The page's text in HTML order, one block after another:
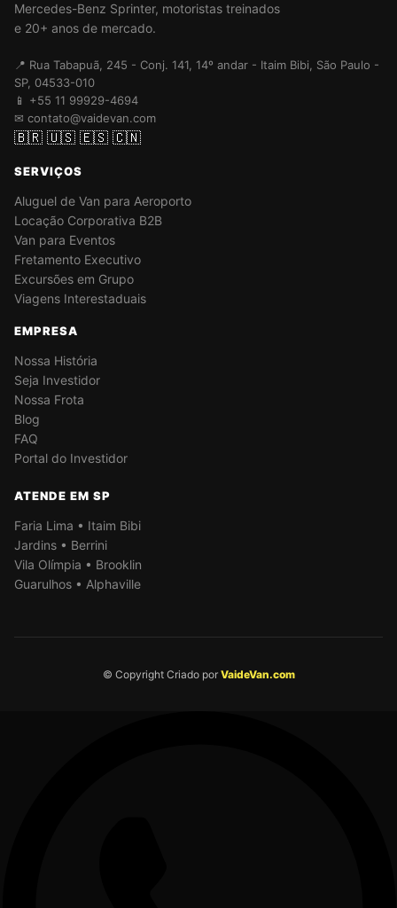
Mercedes-Benz Sprinter, motoristas treinados
e 20+ anos de mercado.
📍 Rua Tabapuã, 245 - Conj. 141, 14º andar - Itaim Bibi, São Paulo -
SP, 04533-010
📱 +55 11 99929-4694
✉ contato@vaidevan.com
🇧🇷 🇺🇸 🇪🇸 🇨🇳
SERVIÇOS
Aluguel de Van para Aeroporto
Locação Corporativa B2B
Van para Eventos
Fretamento Executivo
Excursões em Grupo
Viagens Interestaduais
EMPRESA
Nossa História
Seja Investidor
Nossa Frota
Blog
FAQ
Portal do Investidor
ATENDE EM SP
Faria Lima • Itaim Bibi
Jardins • Berrini
Vila Olímpia • Brooklin
Guarulhos • Alphaville
© Copyright Criado por VaideVan.com